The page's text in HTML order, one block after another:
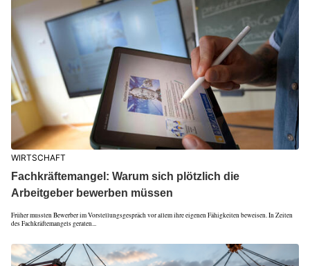
WIRTSCHAFT
Fachkräftemangel: Warum sich plötzlich die
Arbeitgeber bewerben müssen
Früher mussten Bewerber im Vorstellungsgespräch vor allem ihre eigenen Fähigkeiten beweisen. In Zeiten
des Fachkräftemangels geraten...